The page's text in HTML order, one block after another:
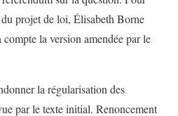
projet de loi, Élisabeth Borne
la version amendée par le
la régularisation des
par le texte initial. Renoncement